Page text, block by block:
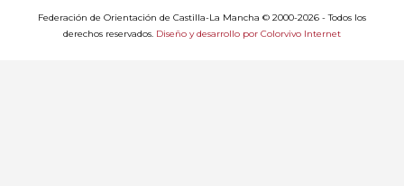
Federación de Orientación de Castilla-La Mancha © 2000-2026 - Todos los
derechos reservados. Diseño y desarrollo por Colorvivo Internet